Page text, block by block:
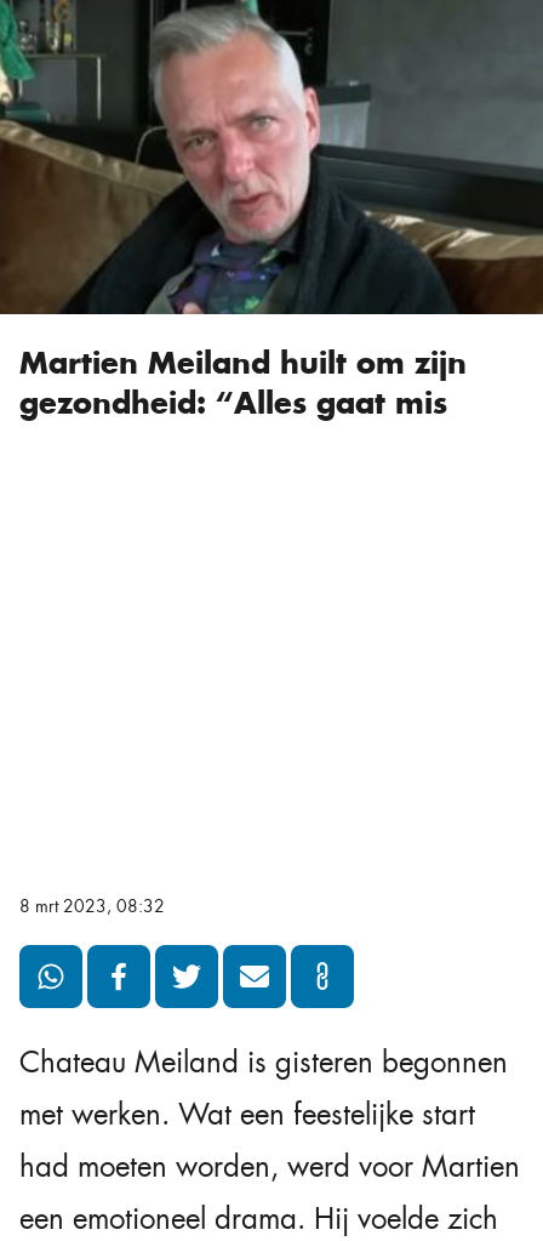
Martien Meiland huilt om zijn
gezondheid: “Alles gaat mis
8 mrt 2023, 08:32
Chateau Meiland is gisteren begonnen
met werken. Wat een feestelijke start
had moeten worden, werd voor Martien
een emotioneel drama. Hij voelde zich